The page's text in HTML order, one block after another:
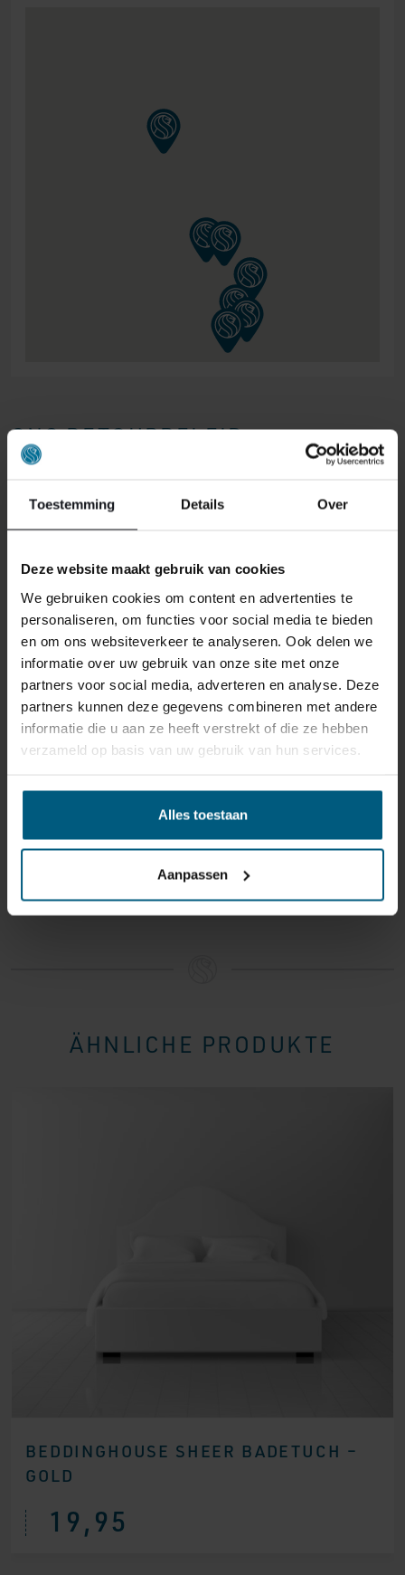
Toestemming Details Over
Deze website maakt gebruik van cookies
We gebruiken cookies om content en advertenties te
personaliseren, om functies voor social media te bieden
en om ons websiteverkeer te analyseren. Ook delen we
informatie over uw gebruik van onze site met onze
partners voor social media, adverteren en analyse. Deze
partners kunnen deze gegevens combineren met andere
informatie die u aan ze heeft verstrekt of die ze hebben
verzameld op basis van uw gebruik van hun services.
Alles toestaan
Aanpassen
ONS RETOURBELEID
Lattenroste, Obermatratzen und Boxspring-
uns nicht zurückgenommen werden.
Manchmal möchten Sie vielleicht eine Bestellung
zurückgeben. Vielleicht, weil Ihnen das Produkt nicht
gefällt, oder vielleicht gibt es einen anderen Grund,
warum Sie die Bestellung nicht wünschen. In jedem Fall
haben Sie das Recht, Ihre Bestellung bis zu14 Tage
nach Erhalt ohne Angabe von Gründen zu widerrufen
vergewissern Sie sich, dass es richtig verpackt ist, wenn
Sie es zurückschicken. Wenn das Produkt beschädigt
ist oder die Verpackung mehr als nötig beschädigt ist,
können wir Ihnen diese Wertminderung des Produkts
ÄHNLICHE PRODUKTE
BEDDINGHOUSE SHEER BADETUCH –
GOLD
19,95